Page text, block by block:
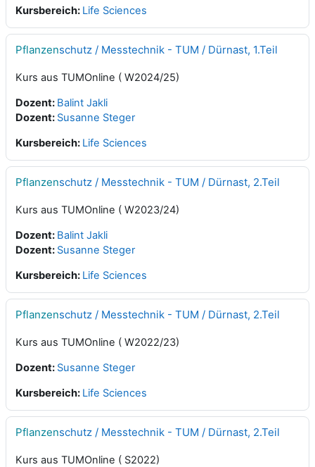
Kursbereich: Life Sciences
Pflanzenschutz / Messtechnik - TUM / Dürnast, 1.Teil
Kurs aus TUMOnline ( W2024/25)
Dozent: Balint Jakli
Dozent: Susanne Steger
Kursbereich: Life Sciences
Pflanzenschutz / Messtechnik - TUM / Dürnast, 2.Teil
Kurs aus TUMOnline ( W2023/24)
Dozent: Balint Jakli
Dozent: Susanne Steger
Kursbereich: Life Sciences
Pflanzenschutz / Messtechnik - TUM / Dürnast, 2.Teil
Kurs aus TUMOnline ( W2022/23)
Dozent: Susanne Steger
Kursbereich: Life Sciences
Pflanzenschutz / Messtechnik - TUM / Dürnast, 2.Teil
Kurs aus TUMOnline ( S2022)